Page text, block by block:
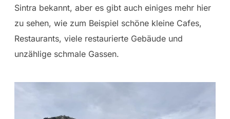
Sintra bekannt, aber es gibt auch einiges mehr hier
zu sehen, wie zum Beispiel schöne kleine Cafes,
Restaurants, viele restaurierte Gebäude und
unzählige schmale Gassen.